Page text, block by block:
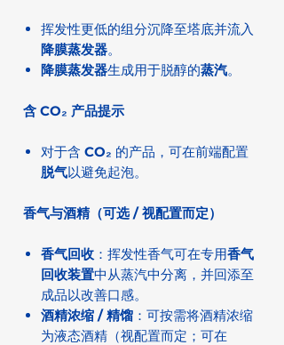
挥发性更低的组分沉降至塔底并流入
降膜蒸发器。
降膜蒸发器生成用于脱醇的蒸汽。
含 CO₂ 产品提示
对于含 CO₂ 的产品，可在前端配置
脱气以避免起泡。
香气与酒精（可选 / 视配置而定）
香气回收 ：挥发性香气可在专用香气
回收装置中从蒸汽中分离，并回添至
成品以改善口感。
酒精浓缩 / 精馏 ：可按需将酒精浓缩
为液态酒精（视配置而定；可在